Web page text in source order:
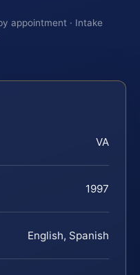
appointment · Intake
VA
1997
English, Spanish